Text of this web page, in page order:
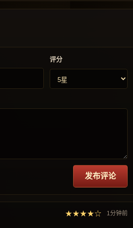
评分
发布评论
★★★★☆ 1分钟前